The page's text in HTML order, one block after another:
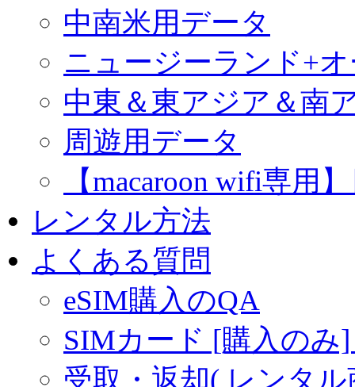
中南米用データ
ニュージーランド+
中東＆東アジア＆南
周遊用データ
【macaroon wifi専用
レンタル方法
よくある質問
eSIM購入のQA
SIMカード [購入のみ
受取・返却( レンタ